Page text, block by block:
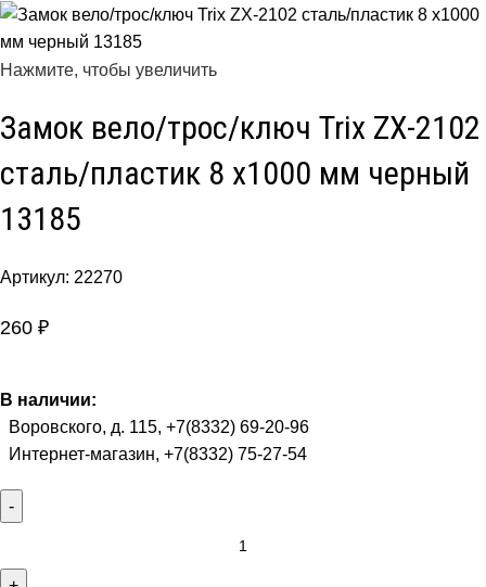
Нажмите, чтобы увеличить
Замок вело/трос/ключ Trix ZX-2102
сталь/пластик 8 x1000 мм черный
13185
Артикул: 22270
260 ₽
В наличии:
Воровского, д. 115, +7(8332) 69-20-96
Интернет-магазин, +7(8332) 75-27-54